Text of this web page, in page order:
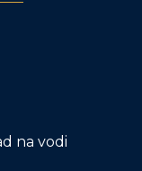
na vodi